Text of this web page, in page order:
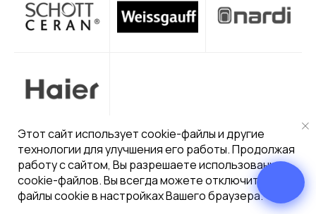
98%поломок
исправляемв день
Этот сайт использует cookie-файлы и другие
технологии для улучшения его работы. Продолжая
работу с сайтом, Вы разрешаете использование
cookie-файлов. Вы всегда можете отключить
файлы cookie в настройках Вашего браузера.